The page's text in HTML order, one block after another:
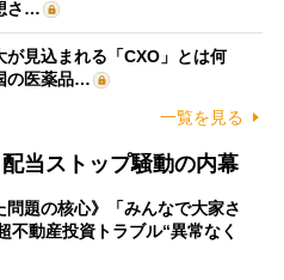
さ…
見込まれる「CXO」とは何
の医薬品…
一覧を見る
当ストップ騒動の内幕
問題の核心》「みんなで大家さ
不動産投資トラブル“異常なく